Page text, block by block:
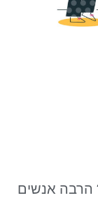
הרבה אנשים